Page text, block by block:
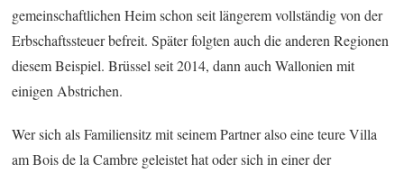
gemeinschaftlichen Heim schon seit längerem vollständig von der
Erbschaftssteuer befreit. Später folgten auch die anderen Regionen
diesem Beispiel. Brüssel seit 2014, dann auch Wallonien mit
einigen Abstrichen.
Wer sich als Familiensitz mit seinem Partner also eine teure Villa
am Bois de la Cambre geleistet hat oder sich in einer der